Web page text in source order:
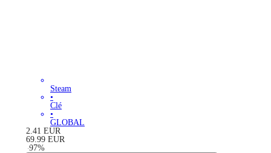
Steam
•
Clé
•
GLOBAL
2.41 EUR
69.99 EUR
-97%